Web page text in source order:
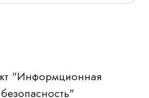
"Информционная
безопасность"